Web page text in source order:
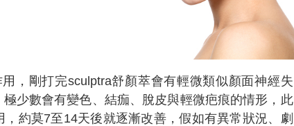
，剛打完sculptra舒顏萃會有輕微類似顏面神經失
少數會有變色、結痂、脫皮與輕微疤痕的情形，此
，約莫7至14天後就逐漸改善，假如有異常狀況、劇